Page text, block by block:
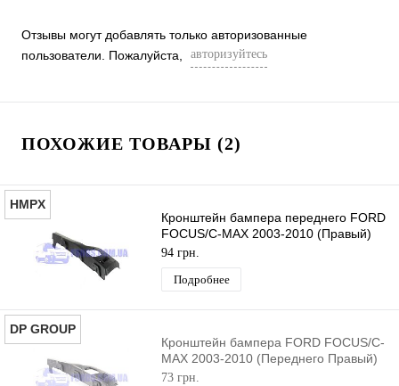
Отзывы могут добавлять только авторизованные
пользователи. Пожалуйста,
авторизуйтесь
ПОХОЖИЕ ТОВАРЫ (2)
HMPX
Кронштейн бампера переднего FORD
FOCUS/C-MAX 2003-2010 (Правый)
HMPX
94 грн.
Подробнее
DP GROUP
Кронштейн бампера FORD FOCUS/C-
MAX 2003-2010 (Переднего Правый)
DP GROUP
73 грн.